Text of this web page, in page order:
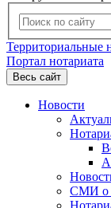
Территориальные
Портал нотариата
Весь сайт
Новости
СМИ о